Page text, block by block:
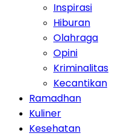
Inspirasi
Hiburan
Olahraga
Opini
Kriminalitas
Kecantikan
Ramadhan
Kuliner
Kesehatan